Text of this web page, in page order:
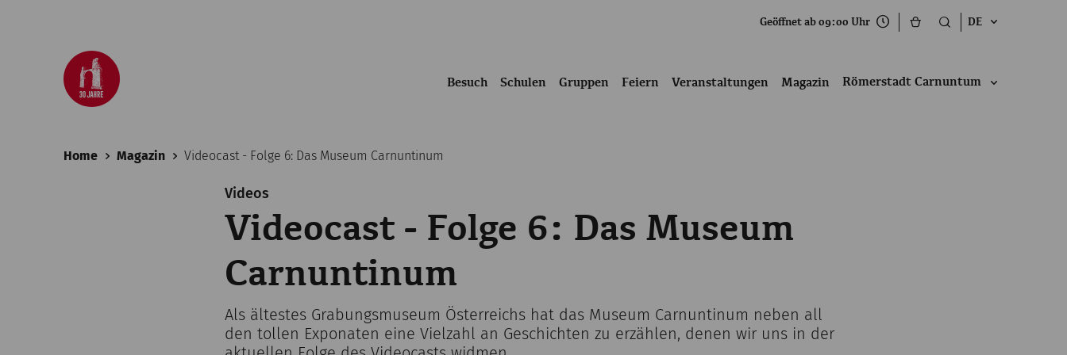
Geöffnet ab 09:00 Uhr DE
Besuch Schulen Gruppen Feiern Veranstaltungen Magazin Römerstadt Carnuntum
Home Magazin Videocast - Folge 6: Das Museum Carnuntinum
Videos
Videocast - Folge 6: Das Museum
Carnuntinum
Als ältestes Grabungsmuseum Österreichs hat das Museum Carnuntinum neben all
den tollen Exponaten eine Vielzahl an Geschichten zu erzählen, denen wir uns in der